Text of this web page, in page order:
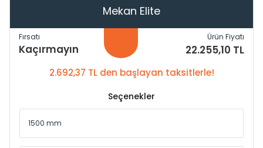
Mekan Elite
Fırsatı
Kaçırmayın
Ürün Fiyatı
22.255,10 TL
2.692,37 TL den başlayan taksitlerle!
Seçenekler